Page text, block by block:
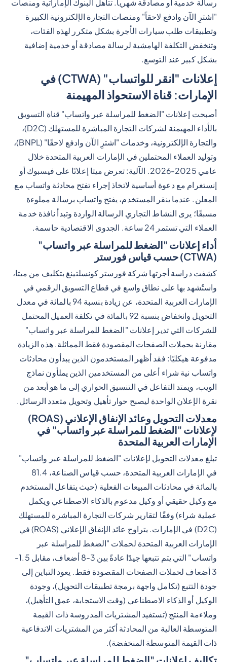
رسالة خدمية أو مصادقة شهرياً. تتأهل البنوك الإماراتية ومنصات
"اشترِ الآن وادفع لاحقاً" ومنصات التجارة الإلكترونية الكبيرة
وتطبيقات طلب سيارات الأجرة بشكل متكرر لهذه الفئات،
وتنخفض التكلفة الهامشية لرسالة مصادقة أو خدمية إضافية
بشكل كبير عند التوسع.
إعلانات "انقر للواتساب" (CTWA) في
الإمارات: قناة الاستحواذ المهيمنة
أصبحت إعلانات "الضغط للمراسلة عبر واتساب" قناة التسويق
بالأداء المهيمنة لشركات التجارة المباشرة للمستهلك (D2C)،
والتجارة الإلكترونية، وخدمات "اشترِ الآن وادفع لاحقًا" (BNPL)،
وتوليد العملاء المحتملين في الإمارات العربية المتحدة خلال
عامي 2025-2026. الآلية: تعرض ميتا إعلانًا على فيسبوك أو
إنستغرام مع دعوة أساسية لاتخاذ إجراء تفتح محادثة واتساب مع
المعلن. عندما ينقر المستخدم، يفتح واتساب برسالة مملوءة
مسبقًا؛ يرى النشاط التجاري الرسالة الواردة وتبدأ نافذة خدمة
العملاء التي تستمر 24 ساعة. الجدوى الاقتصادية حاسمة.
أداء إعلانات "الضغط للمراسلة عبر واتساب"
(CTWA) حسب قياس فورستر
كشفت دراسة أجرتها شركة فورستر كونسلتينغ بتكليف من ميتا،
واستُشهد بها على نطاق واسع في قطاع التسويق الرقمي في
الإمارات العربية المتحدة، عن زيادة بنسبة 94 بالمائة في معدل
التحويل وانخفاض بنسبة 92 بالمائة في تكلفة العميل المحتمل
للشركات التي تدير إعلانات "الضغط للمراسلة عبر واتساب"
مقارنة بحملات الصفحات المقصودة فقط المماثلة. هذه الزيادة
مدفوعة هيكليًا: فقد أظهر المستخدمون الذين يبدأون محادثات
واتساب نية شراء أعلى من المستخدمين الذين يملأون نماذج
الويب، ويمتد التفاعل في التنسيق الحواري إلى ما هو أبعد من
نقرة الإعلان الواحدة ليصبح حوار تأهيل وتحويل متعدد الرسائل.
معدلات التحويل وعائد الإنفاق الإعلاني (ROAS)
لإعلانات "الضغط للمراسلة عبر واتساب" في
الإمارات العربية المتحدة
تبلغ معدلات التحويل لإعلانات "الضغط للمراسلة عبر واتساب"
في الإمارات العربية المتحدة، حسب قياس الصناعة، 81.4
بالمائة في محادثات المبيعات الفعلية (حيث يتفاعل المستخدم
مع وكيل حقيقي أو وكيل مدعوم بالذكاء الاصطناعي ويكمل
عملية شراء) وفقًا لتقارير شركات التجارة المباشرة للمستهلك
(D2C) في الإمارات. يتراوح عائد الإنفاق الإعلاني (ROAS) في
الإمارات العربية المتحدة لحملات "الضغط للمراسلة عبر
واتساب" التي يتم تتبعها جيدًا عادةً بين 3-8 أضعاف، مقابل 1.5-
3 أضعاف لحملات الصفحات المقصودة فقط. يعود التباين إلى
جودة التتبع (تكامل واجهة برمجة تطبيقات التحويل)، وجودة
الوكيل أو الذكاء الاصطناعي (وقت الاستجابة، عمق التأهيل)،
وملاءمة المنتج (تستفيد المشتريات المدروسة ذات القيمة
المتوسطة العالية من المحادثة أكثر من المشتريات الاندفاعية
ذات القيمة المتوسطة المنخفضة).